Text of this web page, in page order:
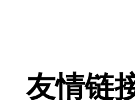
友情链